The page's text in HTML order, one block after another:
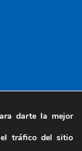
darte la mejor
tráfico del sitio